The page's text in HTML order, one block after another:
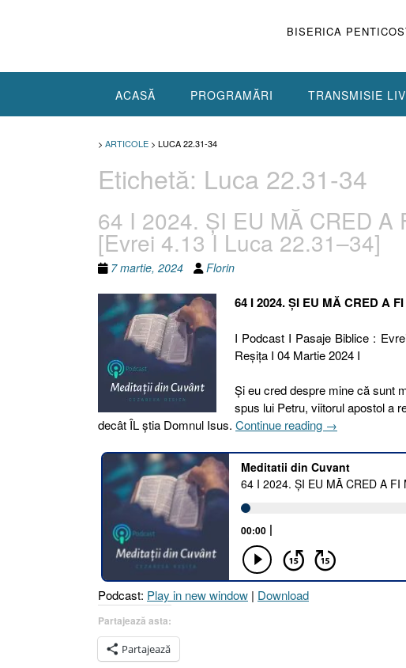
BISERICA
ACASĂ PROGRAMĂRI TRANSMISIE
> ARTICOLE > LUCA 22.31-34
Etichetă: Luca 22.31-34
64 I 2024. ȘI EU MĂ CRED A
[Evrei 4.13 I Luca 22.31–34]
7 martie, 2024 Florin
64 I 2024. ȘI EU MĂ CRED A
I Podcast I Pasaje Biblice :
Reşiţa I 04 Martie 2024 I
Și eu cred despre mine că sunt
spus lui Petru, viitorul apostol a
decât ÎL știa Domnul Isus. Continue reading „64
2024.
ȘI
EU
FI
MAI
→
Podcast: Play in new window | Download
Partajează asta:
Partajează